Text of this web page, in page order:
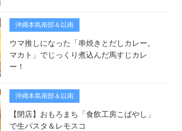
沖縄本島南部＆以南
ウマ推しになった「串焼きとだしカレー。
マカト」でじっくり煮込んだ馬すじカレ
ー！
沖縄本島南部＆以南
【閉店】おもろまち「食飲工房こばやし」
で生パスタ＆レモスコ